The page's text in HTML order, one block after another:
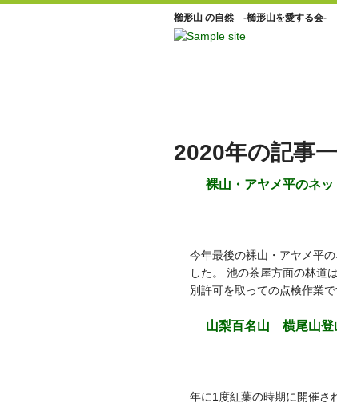
櫛形山 の自然 -櫛形山を愛する会-
2020年の記事
裸山・アヤメ平のネ
今年最後の裸山・アヤメ平
した。 池の茶屋方面の林道
別許可を取っての点検作業
山梨百名山 横尾山登
年に1度紅葉の時期に開催さ